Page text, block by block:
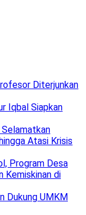
Diterjunkan
Iqbal Siapkan
Atasi Krisis
Program Desa
Kemiskinan di
Dukung UMKM